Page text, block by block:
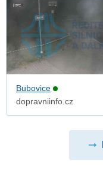
Bubovice
dopravniinfo.cz